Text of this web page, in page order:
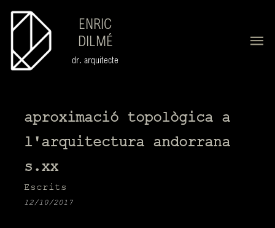
ENRIC
DILMÉ
dr. arquitecte
aproximació topològica a
l'arquitectura andorrana
s.xx
Escrits
12/10/2017